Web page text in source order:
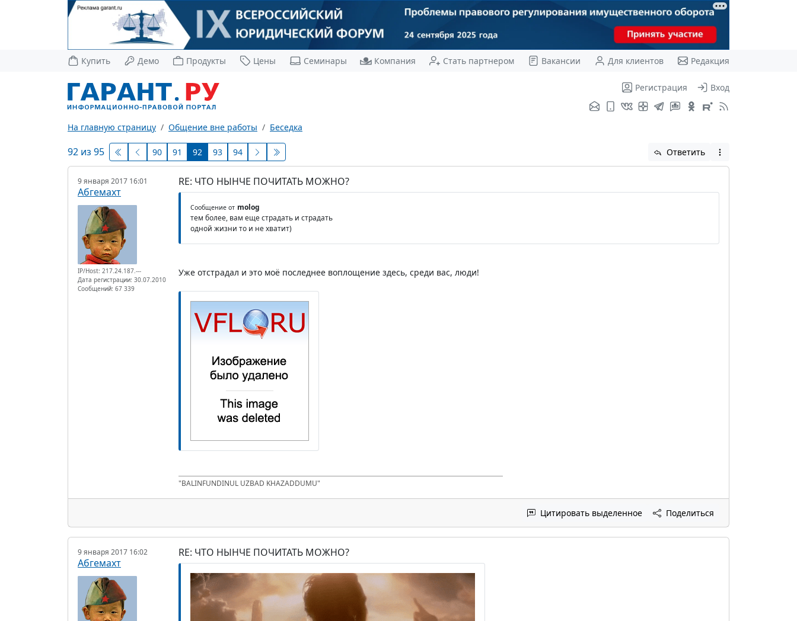
Купить Демо Продукты Цены Семинары Компания Стать партнером Вакансии Для клиентов Редакция
Регистрация Вход
На главную страницу Общение вне работы Беседка
92 из 95 90 91 92 93 94 Ответить
9 января 2017 16:01
Абгемахт
IP/Host: 217.24.187.---
Дата регистрации: 30.07.2010
Сообщений: 67 339
RE: ЧТО НЫНЧЕ ПОЧИТАТЬ МОЖНО?
Сообщение от molog
тем более, вам еще страдать и страдать
одной жизни то и не хватит)
Уже отстрадал и это моё последнее воплощение здесь, среди вас, люди!
"BALINFUNDINUL UZBAD KHAZADDUMU"
Цитировать выделенное Поделиться
9 января 2017 16:02
Абгемахт
RE: ЧТО НЫНЧЕ ПОЧИТАТЬ МОЖНО?